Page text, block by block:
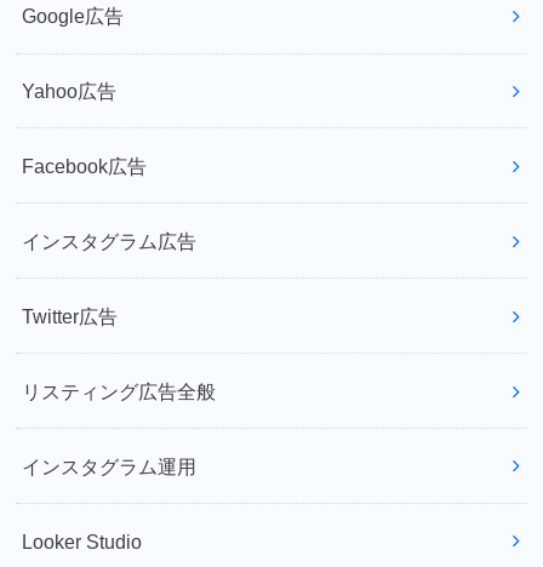
Google広告
Yahoo広告
Facebook広告
インスタグラム広告
Twitter広告
リスティング広告全般
インスタグラム運用
Looker Studio